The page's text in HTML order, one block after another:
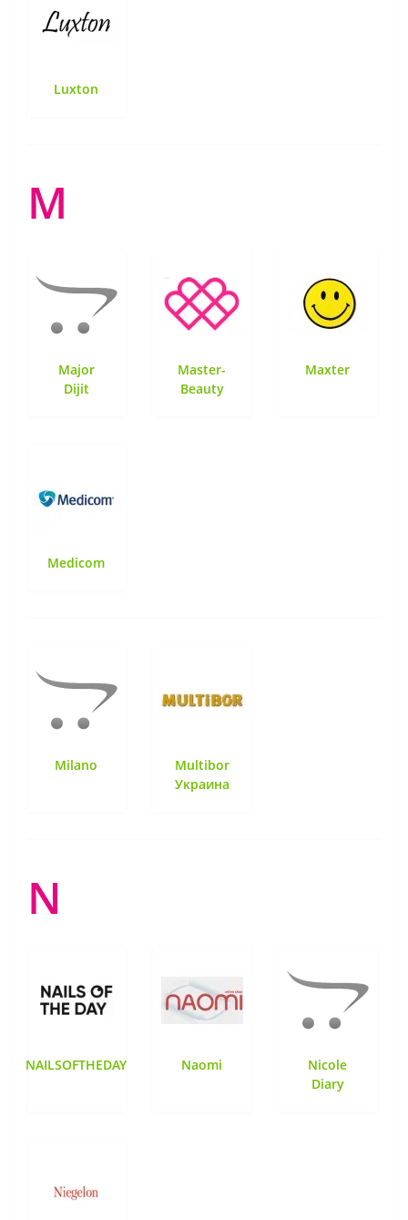
Luxton
M
Major
Dijit
Master-
Beauty
Maxter
Medicom
Milano
Multibor
Украина
N
NAILSOFTHEDAY Naomi
Nicole
Diary